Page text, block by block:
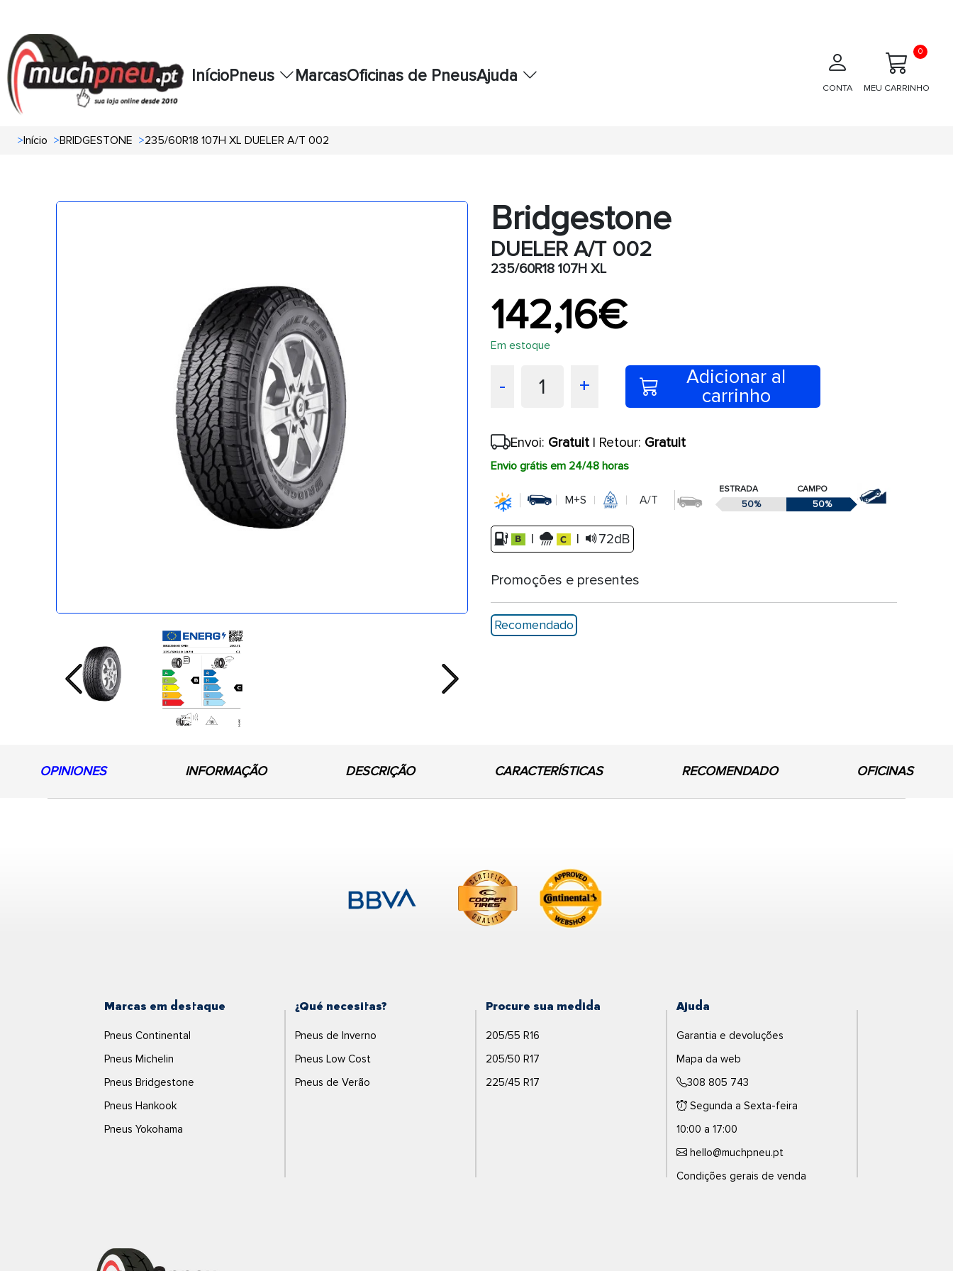
InícioPneus MarcasOficinas de PneusAjuda
CONTA MEU CARRINHO
0
>Início >BRIDGESTONE >235/60R18 107H XL DUELER A/T 002
Previous Next
Bridgestone
DUELER A/T 002
235/60R18 107H XL
142,16€
Em estoque
- 1 +
Adicionar al
carrinho
Envoi: Gratuit| Retour: Gratuit
Envio grátis em 24/48 horas
M+S A/T
ESTRADA CAMPO
50% 50%
| | 72dB
Promoções e presentes
Recomendado
OPINIONES INFORMAÇÃO DESCRIÇÃO CARACTERÍSTICAS RECOMENDADO OFICINAS
Marcas em destaque
Pneus Continental
Pneus Michelin
Pneus Bridgestone
Pneus Hankook
Pneus Yokohama
¿Qué necesitas?
Pneus de Inverno
Pneus Low Cost
Pneus de Verão
Procure sua medida
205/55 R16
205/50 R17
225/45 R17
Ajuda
Garantia e devoluções
Mapa da web
308 805 743
Segunda a Sexta-feira
10:00 a 17:00
hello@muchpneu.pt
Condições gerais de venda